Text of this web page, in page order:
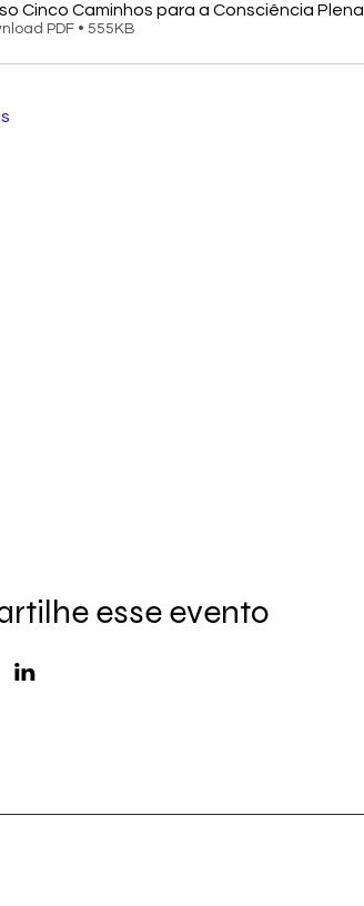
Cinco Caminhos para a Consciência Plena
PDF • 555KB
esse evento